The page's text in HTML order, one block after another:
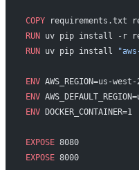
COPY requirements.txt
RUN uv pip install -r
RUN uv pip install
ENV AWS_REGION=us-west-
ENV
ENV DOCKER_CONTAINER=1
EXPOSE 8080
EXPOSE 8000